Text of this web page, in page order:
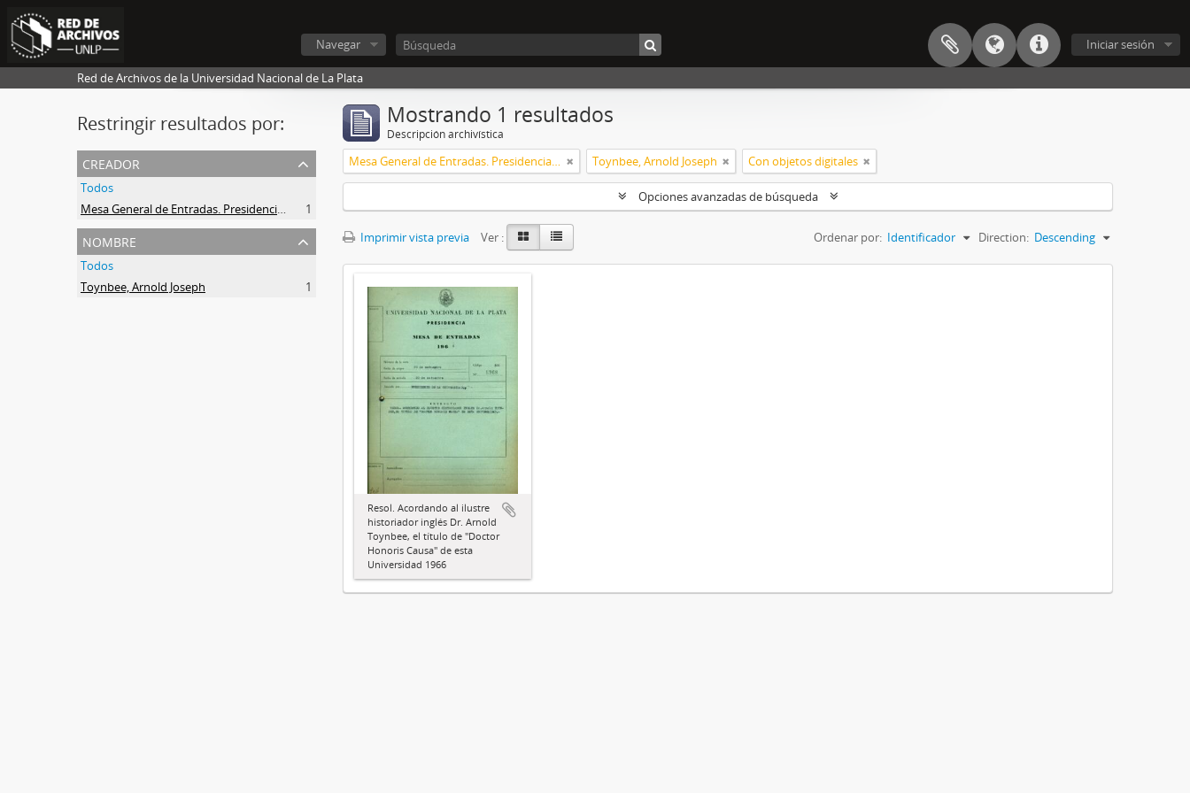
Iniciar sesión
Navegar
Red de Archivos de la Universidad Nacional de La Plata
Restringir resultados por:
creador
Todos
Mesa General de Entradas. Presidencia UNLP
1
nombre
Todos
Toynbee, Arnold Joseph
1
Mostrando 1 resultados
Descripción archivística
Mesa General de Entradas. Presidencia UNLP Toynbee, Arnold Joseph Con objetos digitales
Opciones avanzadas de búsqueda
Imprimir vista previa Ver : Ordenar por: Identificador Direction: Descending
Resol. Acordando al ilustre
historiador inglés Dr. Arnold
Toynbee, el título de "Doctor
Honoris Causa" de esta
Universidad 1966